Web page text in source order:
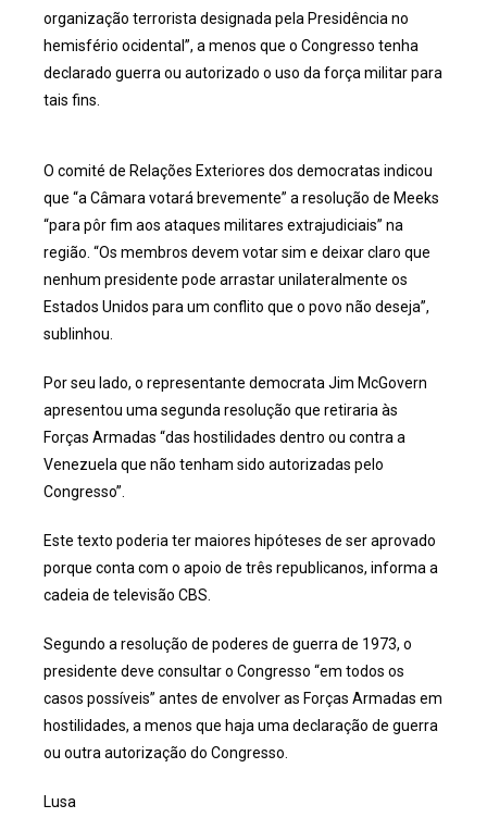
organização terrorista designada pela Presidência no
hemisfério ocidental”, a menos que o Congresso tenha
declarado guerra ou autorizado o uso da força militar para
tais fins.
O comité de Relações Exteriores dos democratas indicou
que “a Câmara votará brevemente” a resolução de Meeks
“para pôr fim aos ataques militares extrajudiciais” na
região. “Os membros devem votar sim e deixar claro que
nenhum presidente pode arrastar unilateralmente os
Estados Unidos para um conflito que o povo não deseja”,
sublinhou.
Por seu lado, o representante democrata Jim McGovern
apresentou uma segunda resolução que retiraria às
Forças Armadas “das hostilidades dentro ou contra a
Venezuela que não tenham sido autorizadas pelo
Congresso”.
Este texto poderia ter maiores hipóteses de ser aprovado
porque conta com o apoio de três republicanos, informa a
cadeia de televisão CBS.
Segundo a resolução de poderes de guerra de 1973, o
presidente deve consultar o Congresso “em todos os
casos possíveis” antes de envolver as Forças Armadas em
hostilidades, a menos que haja uma declaração de guerra
ou outra autorização do Congresso.
Lusa